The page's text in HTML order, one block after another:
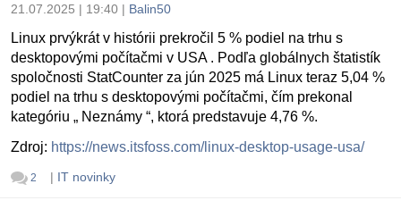
21.07.2025 | 19:40 | Balin50
Linux prvýkrát v histórii prekročil 5 % podiel na trhu s
desktopovými počítačmi v USA . Podľa globálnych štatistík
spoločnosti StatCounter za jún 2025 má Linux teraz 5,04 %
podiel na trhu s desktopovými počítačmi, čím prekonal
kategóriu „ Neznámy “, ktorá predstavuje 4,76 %.
Zdroj: https://news.itsfoss.com/linux-desktop-usage-usa/
2 | IT novinky